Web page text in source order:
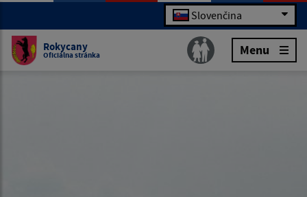
Slovenčina
Rokycany
Oficiálna stránka Menu